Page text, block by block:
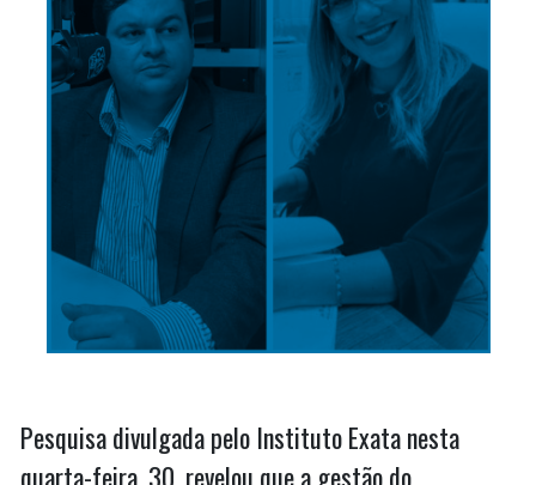
Pesquisa divulgada pelo Instituto Exata nesta
quarta-feira, 30, revelou que a gestão do